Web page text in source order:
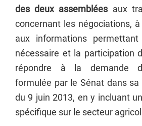
des deux assemblées aux
concernant les négociations,
aux informations
nécessaire et la participation
répondre à la demande
formulée par le Sénat dans sa
du 9 juin 2013, en y incluant
spécifique sur le secteur